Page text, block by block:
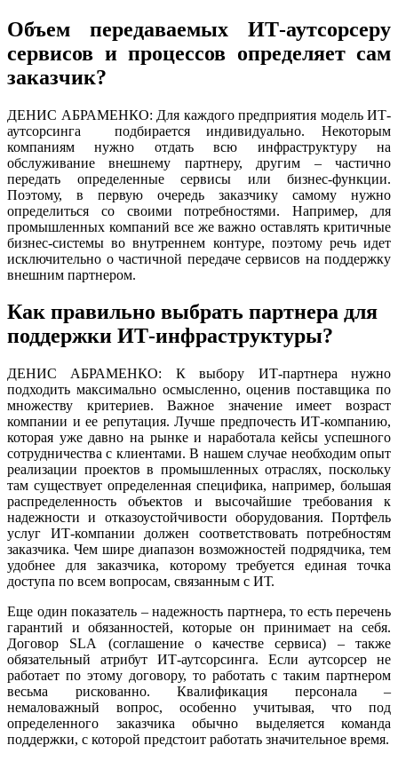
Объем передаваемых ИТ-аутсорсеру
сервисов и процессов определяет сам
заказчик?
ДЕНИС АБРАМЕНКО: Для каждого предприятия модель ИТ-
аутсорсинга подбирается индивидуально. Некоторым
компаниям нужно отдать всю инфраструктуру на
обслуживание внешнему партнеру, другим – частично
передать определенные сервисы или бизнес-функции.
Поэтому, в первую очередь заказчику самому нужно
определиться со своими потребностями. Например, для
промышленных компаний все же важно оставлять критичные
бизнес-системы во внутреннем контуре, поэтому речь идет
исключительно о частичной передаче сервисов на поддержку
внешним партнером.
Как правильно выбрать партнера для
поддержки ИТ-инфраструктуры?
ДЕНИС АБРАМЕНКО: К выбору ИТ-партнера нужно
подходить максимально осмысленно, оценив поставщика по
множеству критериев. Важное значение имеет возраст
компании и ее репутация. Лучше предпочесть ИТ-компанию,
которая уже давно на рынке и наработала кейсы успешного
сотрудничества с клиентами. В нашем случае необходим опыт
реализации проектов в промышленных отраслях, поскольку
там существует определенная специфика, например, большая
распределенность объектов и высочайшие требования к
надежности и отказоустойчивости оборудования. Портфель
услуг ИТ-компании должен соответствовать потребностям
заказчика. Чем шире диапазон возможностей подрядчика, тем
удобнее для заказчика, которому требуется единая точка
доступа по всем вопросам, связанным с ИТ.
Еще один показатель – надежность партнера, то есть перечень
гарантий и обязанностей, которые он принимает на себя.
Договор SLA (соглашение о качестве сервиса) – также
обязательный атрибут ИТ-аутсорсинга. Если аутсорсер не
работает по этому договору, то работать с таким партнером
весьма рискованно. Квалификация персонала –
немаловажный вопрос, особенно учитывая, что под
определенного заказчика обычно выделяется команда
поддержки, с которой предстоит работать значительное время.